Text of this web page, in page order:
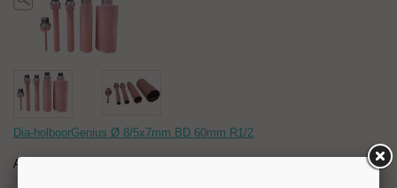
Dia-holboorGenius Ø 8/5x7mm BD 60mm R1/2
Artikelnr: